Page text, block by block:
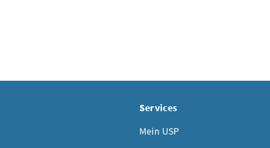
Services
Mein USP